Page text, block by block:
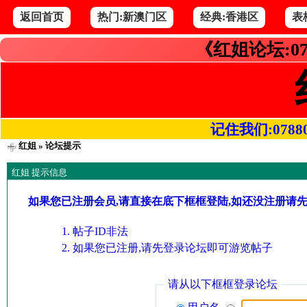
返回首页 热门:新澳门区 经典:香港区 表
《红姐论坛
记住我们
红姐» 论坛提示
红姐 提示信息
如果您已注册会员,请直接在底下框框登陆,如还没注册请
帖子ID非法
如果您已注册,请先登录论坛即可游览帖子
请从以下框框登录论坛